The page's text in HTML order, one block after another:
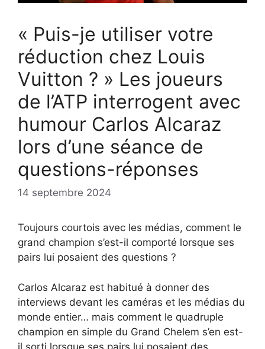
« Puis-je utiliser votre
réduction chez Louis
Vuitton ? » Les joueurs
de l’ATP interrogent avec
humour Carlos Alcaraz
lors d’une séance de
questions-réponses
14 septembre 2024
Toujours courtois avec les médias, comment le
grand champion s’est-il comporté lorsque ses
pairs lui posaient des questions ?
Carlos Alcaraz est habitué à donner des
interviews devant les caméras et les médias du
monde entier… mais comment le quadruple
champion en simple du Grand Chelem s’en est-
il sorti lorsque ses pairs lui posaient des